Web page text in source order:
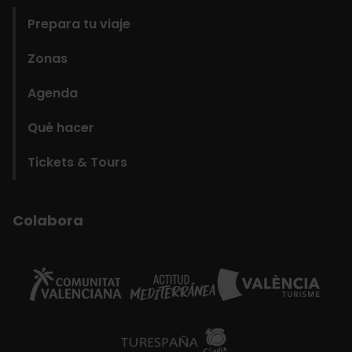
Prepara tu viaje
Zonas
Agenda
Qué hacer
Tickets & Tours
Colabora